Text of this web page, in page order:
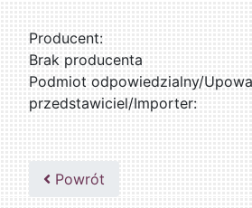
Producent:
Brak producenta
Podmiot odpowiedzialny/
przedstawiciel/Importer:
Powrót